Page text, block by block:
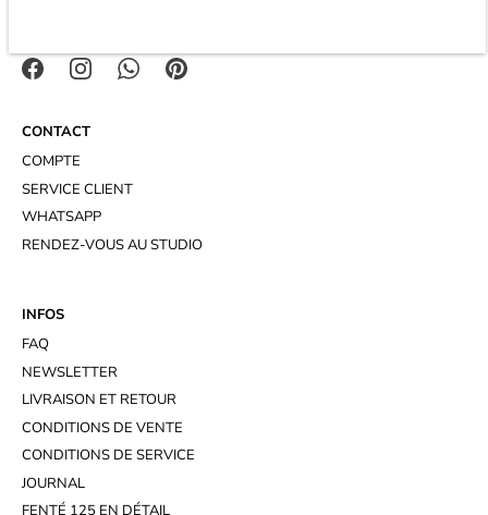
CONTACT
COMPTE
SERVICE CLIENT
WHATSAPP
RENDEZ-VOUS AU STUDIO
INFOS
FAQ
NEWSLETTER
LIVRAISON ET RETOUR
CONDITIONS DE VENTE
CONDITIONS DE SERVICE
JOURNAL
FENTÉ 125 EN DÉTAIL